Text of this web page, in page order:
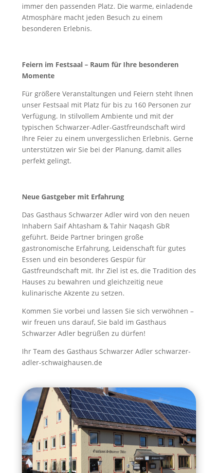
immer den passenden Platz. Die warme, einladende
Atmosphäre macht jeden Besuch zu einem
besonderen Erlebnis.
Feiern im Festsaal – Raum für Ihre besonderen
Momente
Für größere Veranstaltungen und Feiern steht Ihnen
unser Festsaal mit Platz für bis zu 160 Personen zur
Verfügung. In stilvollem Ambiente und mit der
typischen Schwarzer-Adler-Gastfreundschaft wird
Ihre Feier zu einem unvergesslichen Erlebnis. Gerne
unterstützen wir Sie bei der Planung, damit alles
perfekt gelingt.
Neue Gastgeber mit Erfahrung
Das Gasthaus Schwarzer Adler wird von den neuen
Inhabern Saif Ahtasham & Tahir Naqash GbR
geführt. Beide Partner bringen große
gastronomische Erfahrung, Leidenschaft für gutes
Essen und ein besonderes Gespür für
Gastfreundschaft mit. Ihr Ziel ist es, die Tradition des
Hauses zu bewahren und gleichzeitig neue
kulinarische Akzente zu setzen.
Kommen Sie vorbei und lassen Sie sich verwöhnen –
wir freuen uns darauf, Sie bald im Gasthaus
Schwarzer Adler begrüßen zu dürfen!
Ihr Team des Gasthaus Schwarzer Adler schwarzer-
adler-schwaighausen.de